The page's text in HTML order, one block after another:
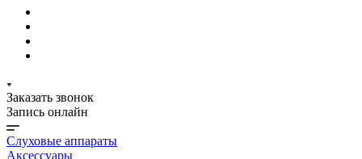
Заказать звонок
Запись онлайн
Слуховые аппараты
Аксессуары